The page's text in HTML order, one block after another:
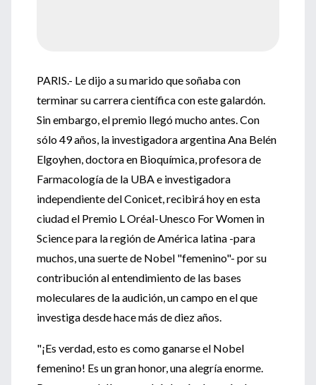
PARIS.- Le dijo a su marido que soñaba con
terminar su carrera científica con este galardón.
Sin embargo, el premio llegó mucho antes. Con
sólo 49 años, la investigadora argentina Ana Belén
Elgoyhen, doctora en Bioquímica, profesora de
Farmacología de la UBA e investigadora
independiente del Conicet, recibirá hoy en esta
ciudad el Premio L Oréal-Unesco For Women in
Science para la región de América latina -para
muchos, una suerte de Nobel "femenino"- por su
contribución al entendimiento de las bases
moleculares de la audición, un campo en el que
investiga desde hace más de diez años.
"¡Es verdad, esto es como ganarse el Nobel
femenino! Es un gran honor, una alegría enorme.